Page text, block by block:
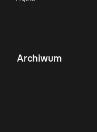
Archiwum